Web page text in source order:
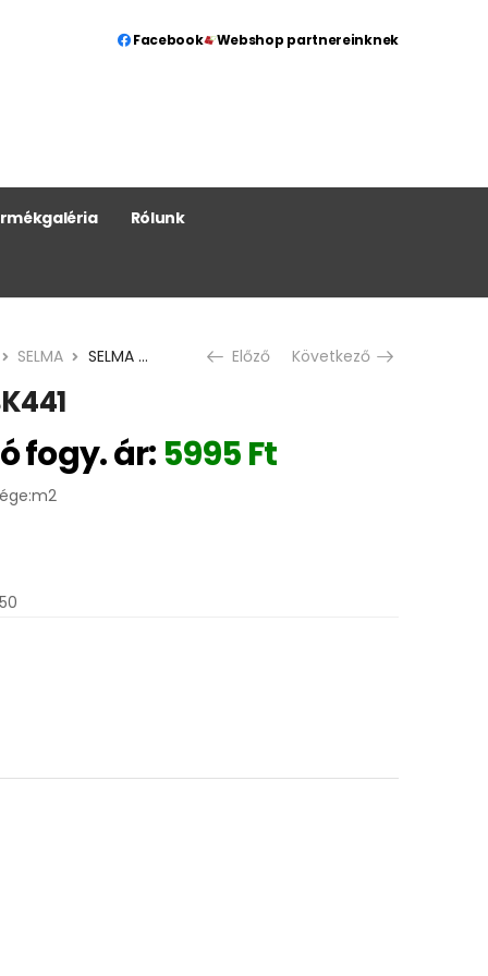
Facebook Webshop partnereinknek
Rólunk
SELMA SELMA CAFFE ZBK441 Előző Következő
fogy. ár: 5995Ft